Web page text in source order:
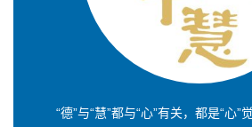
“德”与“慧”都与“心”有关，都是“心”